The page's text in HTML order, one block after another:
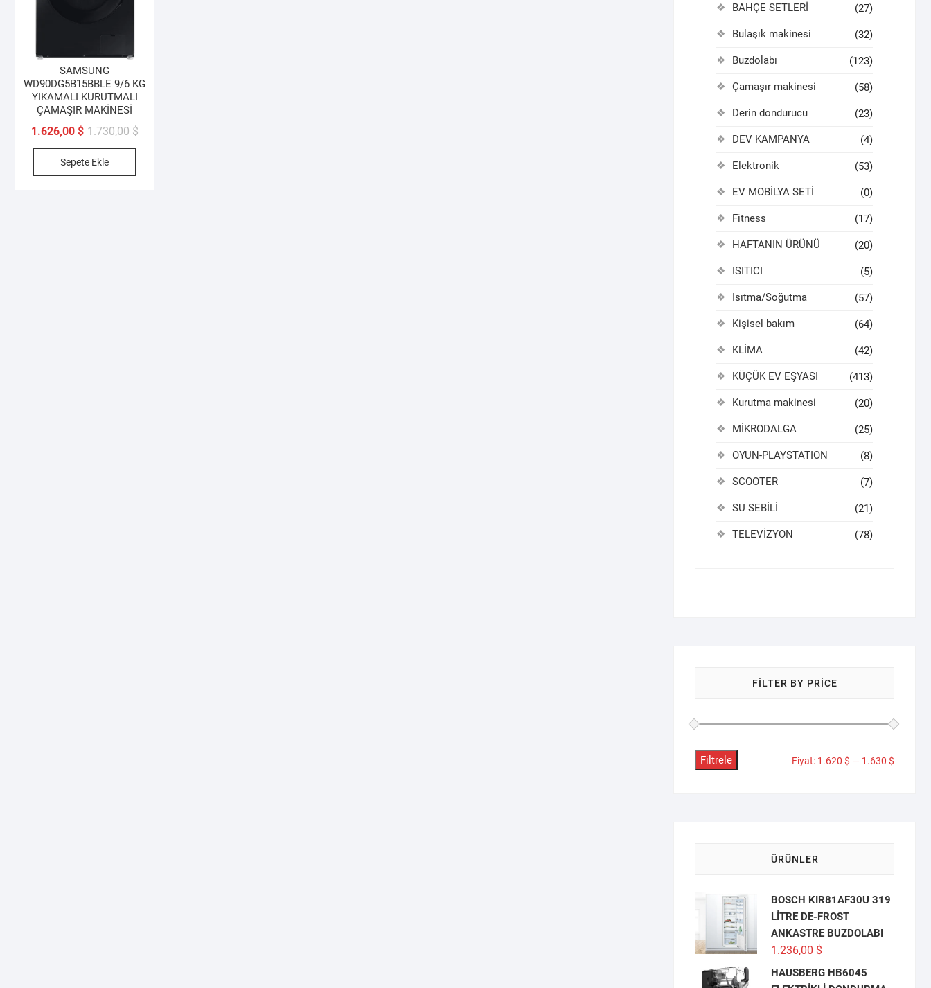
SAMSUNG
WD90DG5B15BBLE 9/6 KG
YIKAMALI KURUTMALI
ÇAMAŞIR MAKİNESİ
1.730,00$Orijinal
1.626,00 $
Şu
Sepete Ekle
BAHÇE SETLERİ (27)
Bulaşık makinesi (32)
Buzdolabı (123)
Çamaşır makinesi (58)
Derin dondurucu (23)
DEV KAMPANYA (4)
Elektronik (53)
EV MOBİLYA SETİ (0)
Fitness (17)
HAFTANIN ÜRÜNÜ (20)
ISITICI (5)
Isıtma/Soğutma (57)
Kişisel bakım (64)
KLİMA (42)
KÜÇÜK EV EŞYASI (413)
Kurutma makinesi (20)
MİKRODALGA (25)
OYUN-PLAYSTATION (8)
SCOOTER (7)
SU SEBİLİ (21)
TELEVİZYON (78)
FILTER BY PRICE
Filtrele Fiyat: 1.620 $ — 1.630 $
ÜRÜNLER
BOSCH KIR81AF30U 319
LİTRE DE-FROST
ANKASTRE BUZDOLABI
1.236,00 $
HAUSBERG HB6045